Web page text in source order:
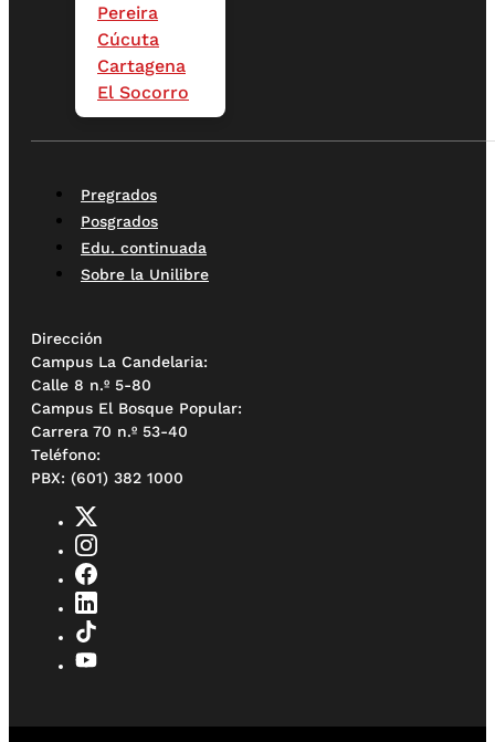
Pereira
Cúcuta
Cartagena
El Socorro
Pregrados
Posgrados
Edu. continuada
Sobre la Unilibre
Dirección
Campus La Candelaria:
Calle 8 n.º 5-80
Campus El Bosque Popular:
Carrera 70 n.º 53-40
Teléfono:
PBX: (601) 382 1000